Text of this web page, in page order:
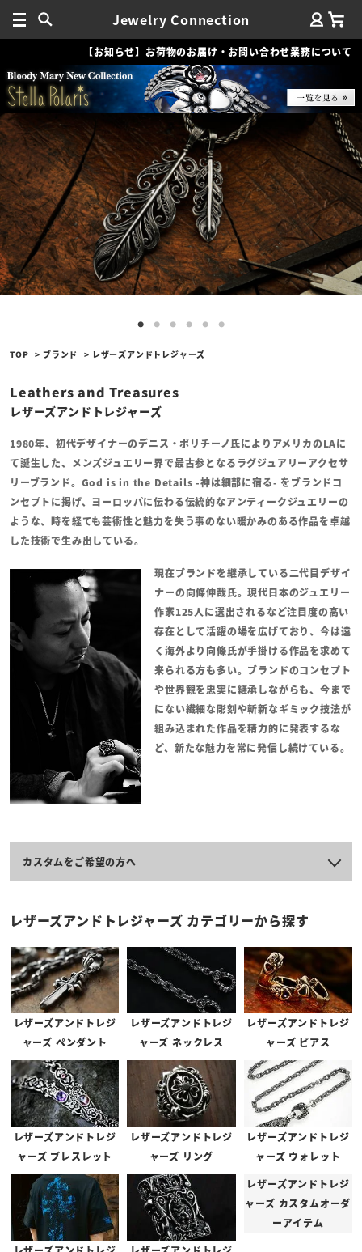
Jewelry Connection
【お知らせ】お荷物のお届け・お問い合わせ業務について
TOP ブランド レザーズアンドトレジャーズ
Leathers and Treasures
レザーズアンドトレジャーズ
1980年、初代デザイナーのデニス・ポリチーノ氏によりアメリカのLAに
て誕生した、メンズジュエリー界で最古参となるラグジュアリーアクセサ
リーブランド。God is in the Details -神は細部に宿る- をブランドコ
ンセプトに掲げ、ヨーロッパに伝わる伝統的なアンティークジュエリーの
ような、時を経ても芸術性と魅力を失う事のない暖かみのある作品を卓越
した技術で生み出している。
現在ブランドを継承している二代目デザイ
ナーの向條伸哉氏。現代日本のジュエリー
作家125人に選出されるなど注目度の高い
存在として活躍の場を広げており、今は遠
く海外より向條氏が手掛ける作品を求めて
来られる方も多い。ブランドのコンセプト
や世界観を忠実に継承しながらも、今まで
にない繊細な彫刻や斬新なギミック技法が
組み込まれた作品を精力的に発表するな
ど、新たな魅力を常に発信し続けている。
カスタムをご希望の方へ
能となっております。
カスタムが可能な商品には、商品ページの「アイテム説明」の上に
「このアイテムは以下のカスタムが可能です。」と記載がございま
す。
※お見積りには1～2週間ほどお時間を頂戴する場合がございます。
※「新規会員クーポン」は原則対象外となっております。
※オーダー後のキャンセルやイメージの相違などの理由での返品は承りかねます。
予めご了承くださいませ。
スティングレイレザーの色変更について
スティングレイ・サンディッドスティングレイを使用したアイテム
は、ブランドオーダーでご注文の場合、スティングレイレザーの色を
変更することが可能となっております。
ご希望の方は、事前にお問い合わせをお願いいたします。
レザーズアンドトレジャーズ カテゴリーから探す
レザーズアンドトレジ
ャーズ ペンダント
レザーズアンドトレジ
ャーズ ネックレス
レザーズアンドトレジ
ャーズ ピアス
レザーズアンドトレジ
ャーズ ブレスレット
レザーズアンドトレジ
ャーズ リング
レザーズアンドトレジ
ャーズ ウォレット
レザーズアンドトレジ
ャーズ カスタムオーダ
ーアイテム